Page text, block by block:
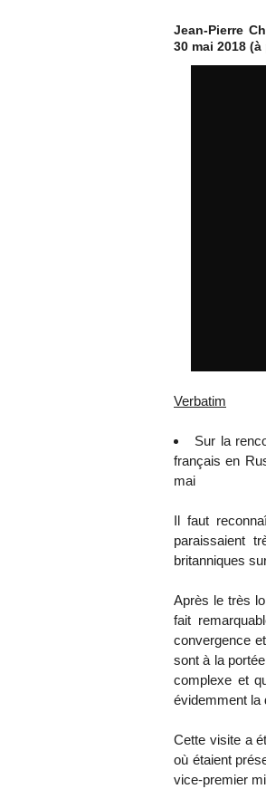
Jean-Pierre
30 mai 2018
Verbatim
Sur la
français en
mai
Il faut
paraissaient
britanniques
Après le très
fait
convergence
sont à la
complexe et
évidemment la
Cette visite a
où étaient
vice-premier